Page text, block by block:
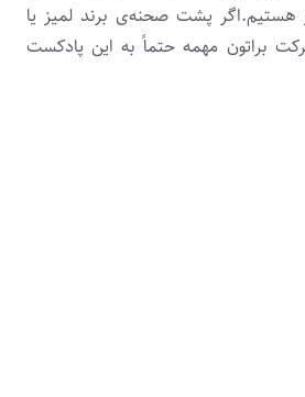
هستیم.اگر پشت صحنه‌ی برند لمیز یا
براتون مهمه حتماً به این پادکست